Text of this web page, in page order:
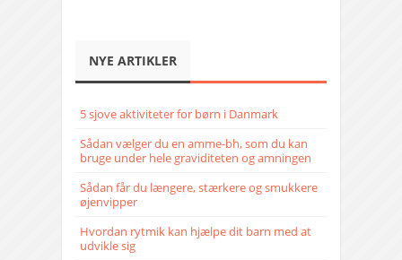
NYE ARTIKLER
5 sjove aktiviteter for børn i Danmark
Sådan vælger du en amme-bh, som du kan
bruge under hele graviditeten og amningen
Sådan får du længere, stærkere og smukkere
øjenvipper
Hvordan rytmik kan hjælpe dit barn med at
udvikle sig